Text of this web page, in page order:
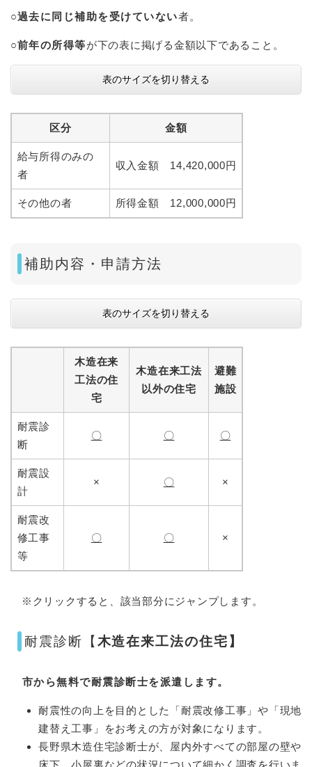
○過去に同じ補助を受けていない者。
○前年の所得等が下の表に掲げる金額以下であること。
表のサイズを切り替える
区分 金額
給与所得のみの
者
収入金額 14,420,000円
その他の者 所得金額 12,000,000円
補助内容・申請方法
表のサイズを切り替える
木造在来
工法の住
宅
木造在来工法
以外の住宅
避難
施設
耐震診
断
〇 〇 〇
耐震設
計
× 〇 ×
耐震改
修工事
等
〇 〇 ×
※クリックすると、該当部分にジャンプします。
耐震診断【 木造在来工法の住宅】
市から無料で耐震診断士を派遣します。
耐震性の向上を目的とした「耐震改修工事」や「現地
建替え工事」をお考えの方が対象になります。
長野県木造住宅診断士が、屋内外すべての部屋の壁や
床下、小屋裏などの状況について細かく調査を行いま